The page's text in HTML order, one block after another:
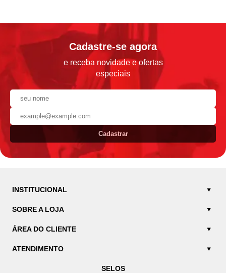
Cadastre-se agora
e receba novidade e ofertas
especiais
Cadastrar
INSTITUCIONAL
SOBRE A LOJA
ÁREA DO CLIENTE
ATENDIMENTO
SELOS